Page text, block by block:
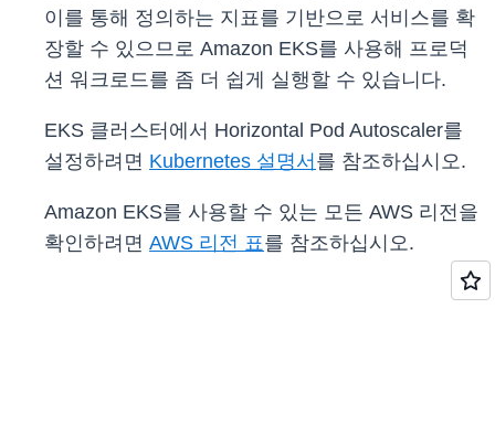
이를 통해 정의하는 지표를 기반으로 서비스를 확
장할 수 있으므로 Amazon EKS를 사용해 프로덕
션 워크로드를 좀 더 쉽게 실행할 수 있습니다.
EKS 클러스터에서 Horizontal Pod Autoscaler를
설정하려면 Kubernetes 설명서 를 참조하십시오.
Amazon EKS를 사용할 수 있는 모든 AWS 리전을
확인하려면 AWS 리전 표를 참조하십시오.